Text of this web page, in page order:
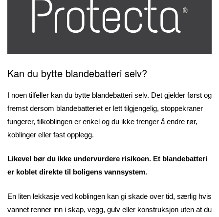
Kan du bytte blandebatteri selv?
I noen tilfeller kan du bytte blandebatteri selv. Det gjelder først og
fremst dersom blandebatteriet er lett tilgjengelig, stoppekraner
fungerer, tilkoblingen er enkel og du ikke trenger å endre rør,
koblinger eller fast opplegg.
Likevel bør du ikke undervurdere risikoen. Et blandebatteri
er koblet direkte til boligens vannsystem.
En liten lekkasje ved koblingen kan gi skade over tid, særlig hvis
vannet renner inn i skap, vegg, gulv eller konstruksjon uten at du